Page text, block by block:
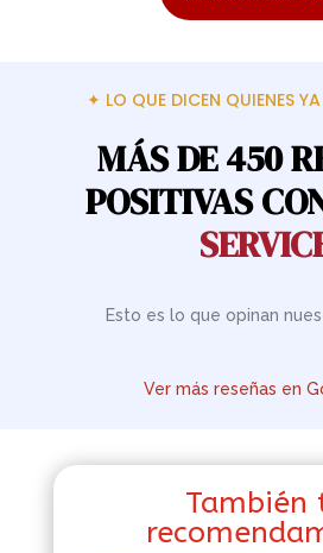
✦ LO QUE DICEN QUIENES
MÁS DE 450
POSITIVAS
Esto es lo que opinan
Ver más reseñas en
También